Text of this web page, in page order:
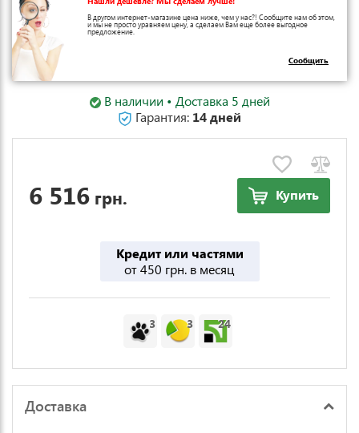
В другом интернет-магазине цена ниже, чем у нас?! Сообщите нам об этом,
и мы не просто уравняем цену, а сделаем Вам еще более выгодное
предложение.
Сообщить
В наличии • Доставка 5 дней
Гарантия: 14 дней
6 516 грн. Купить
Кредит или частями
от 450 грн. в месяц
3 3 24
Доставка